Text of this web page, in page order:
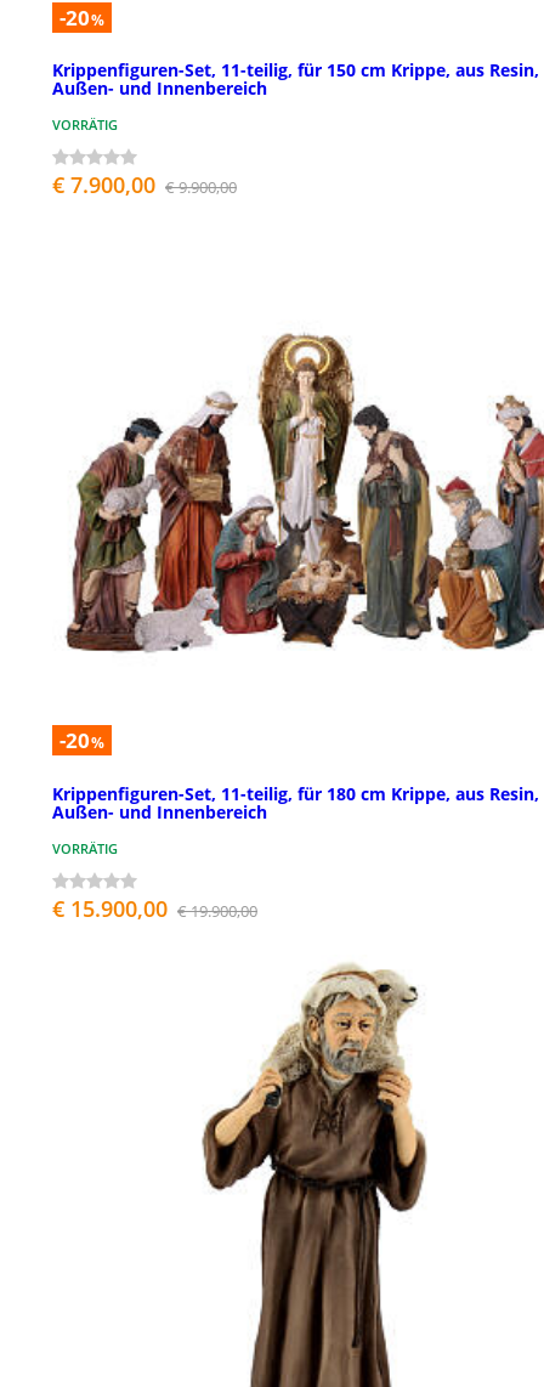
-20%
Krippenfiguren-Set, 11-teilig, für 150 cm Krippe, aus
Außen- und Innenbereich
VORRÄTIG
€ 7.900,00 € 9.900,00
-20%
Krippenfiguren-Set, 11-teilig, für 180 cm Krippe, aus
Außen- und Innenbereich
VORRÄTIG
€ 15.900,00 € 19.900,00